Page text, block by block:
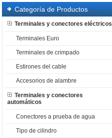
Categoría de Productos
Terminales y conectores eléctricos
Terminales Euro
Terminales de crimpado
Estirones del cable
Accesorios de alambre
Terminales y conectores
automáticos
Conectores a prueba de agua
Tipo de cilindro